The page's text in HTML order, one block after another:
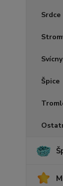
Srdce
Svícny
Špice